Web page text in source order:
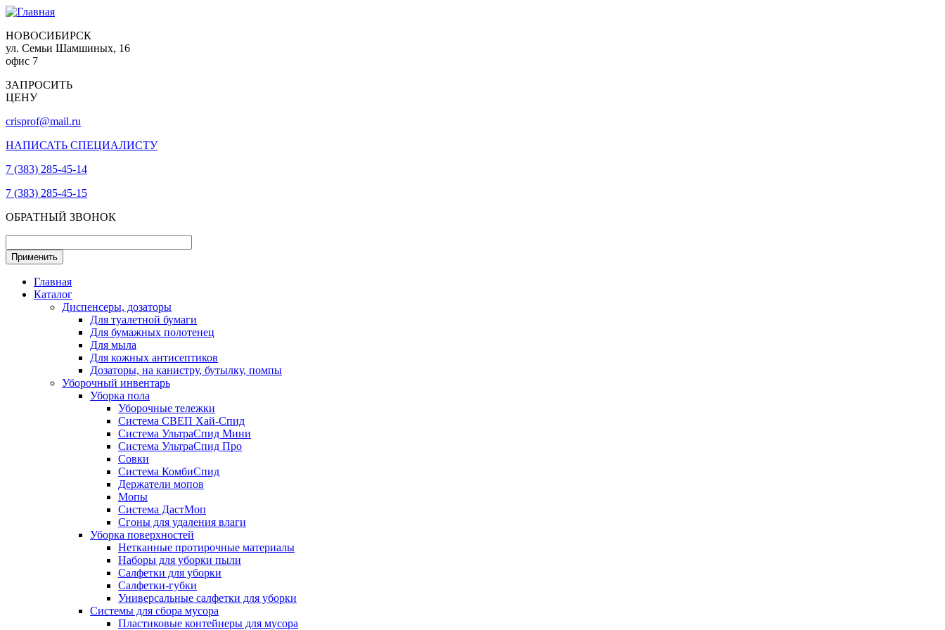
НОВОСИБИРСК
ул. Семьи Шамшиных, 16
офис 7
ЗАПРОСИТЬ
ЦЕНУ
crisprof@mail.ru
НАПИСАТЬ СПЕЦИАЛИСТУ
7 (383) 285-45-14
7 (383) 285-45-15
ОБРАТНЫЙ ЗВОНОК
Главная
Каталог
Диспенсеры, дозаторы
Для туалетной бумаги
Для бумажных полотенец
Для мыла
Для кожных антисептиков
Дозаторы, на канистру, бутылку, помпы
Уборочный инвентарь
Уборка пола
Уборочные тележки
Система СВЕП Хай-Спид
Система УльтраСпид Мини
Система УльтраСпид Про
Совки
Система КомбиСпид
Держатели мопов
Мопы
Система ДастМоп
Сгоны для удаления влаги
Уборка поверхностей
Нетканные протирочные материалы
Наборы для уборки пыли
Салфетки для уборки
Салфетки-губки
Универсальные салфетки для уборки
Системы для сбора мусора
Пластиковые контейнеры для мусора